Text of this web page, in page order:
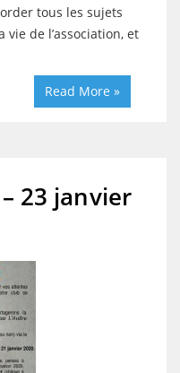
tous les sujets
de l’association, et
Read More »
23 janvier